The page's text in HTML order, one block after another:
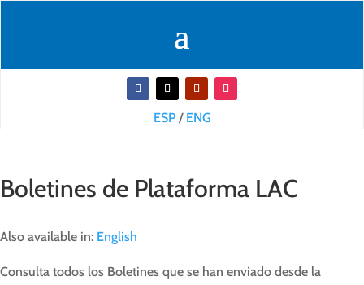
ESP/ ENG
Boletines de Plataforma LAC
Also available in: English
Consulta todos los Boletines que se han enviado desde la